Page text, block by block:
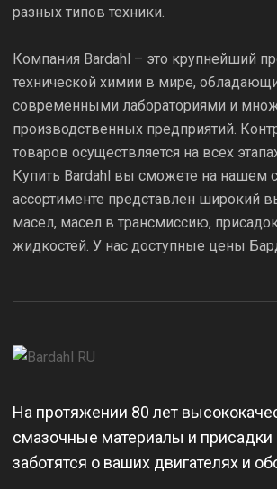
разных типов техники.
Компания Bardahl – это крупнейший
технической химии в мире,
современными лабораториями и
производственных предприятий.
товаров осуществляется на всех
Купить Bardahl вы сможете на нашем
ассортименте представлен широкий
масел, масел в трансмиссию,
жидкостей. У нас доступные цены
На протяжении 80 лет
смазочные материалы и присадки
заботятся о ваших двигателях и